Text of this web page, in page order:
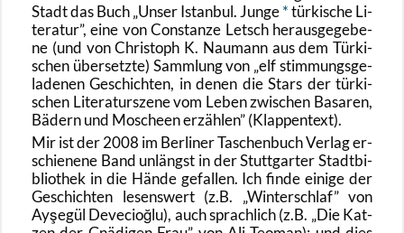
Stadt das Buch Unser Is­tan­bul. Junge*tür­ki­sche Li­
te­ra­tur, eine von Con­stan­ze Letsch her­aus­ge­ge­be­
ne (und von Chris­toph K. Nau­mann aus dem Tür­ki­
schen über­setz­te) Samm­lung von elf stim­mungs­ge­
la­de­nen Ge­schich­ten, in denen die Stars der tür­ki­
schen Li­te­ra­tur­sze­ne vom Leben zwi­schen Ba­sa­ren,
Bä­dern und Mo­sche­en er­zäh­len (Klap­pen­text).
Mir ist der 2008 im Ber­li­ner Ta­schen­buch Ver­lag er­
schie­ne­ne Band un­längst in der Stutt­gar­ter Stadt­bi­
blio­thek in die Hände ge­fal­len. Ich finde ei­ni­ge der
Ge­schich­ten le­sens­wert (z.B.
Win­ter­schlaf von
Ayşegül De­ve­cioğlu), auch sprach­lich (z.B. Die Kat­